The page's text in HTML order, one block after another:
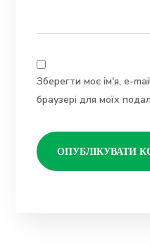
Зберегти моє ім'я, e-
браузері для моїх